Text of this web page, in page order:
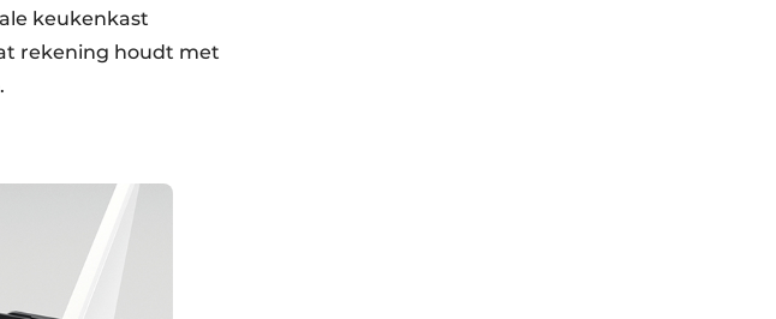
keukenkast
rekening houdt met